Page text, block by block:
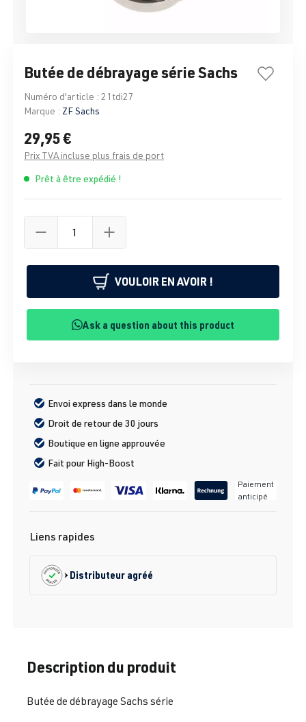
Butée de débrayage série Sachs
Numéro d'article : 21tdi27
Marque : ZF Sachs
29,95 €
Prix TVA incluse plus frais de port
Prêt à être expédié !
VOULOIR EN AVOIR !
Ask a question about this product
Envoi express dans le monde
Droit de retour de 30 jours
Boutique en ligne approuvée
Fait pour High-Boost
Paiement
anticipé
Liens rapides
Distributeur agréé
Description du produit
Butée de débrayage Sachs série